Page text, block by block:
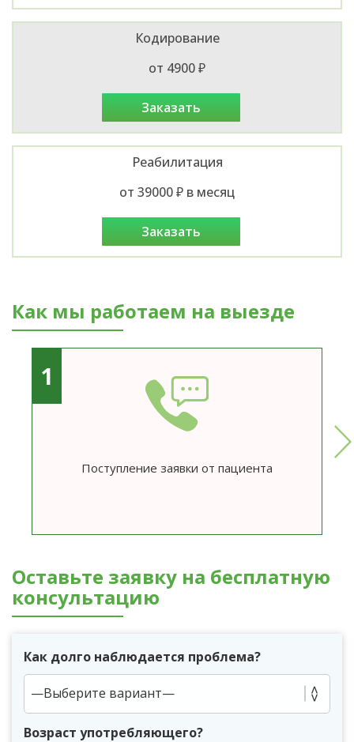
Кодирование
от 4900 ₽
заказать
Реабилитация
от 39000 ₽ в месяц
заказать
Как мы работаем на выезде
1
Поступление заявки от пациента
Оставьте заявку на бесплатную
консультацию
Как долго наблюдается проблема?
Возраст употребляющего?